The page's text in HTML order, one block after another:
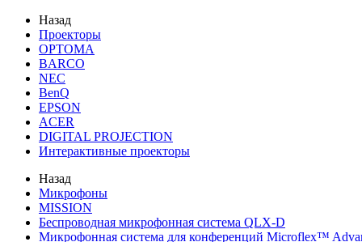
Назад
Проекторы
OPTOMA
BARCO
NEC
BenQ
EPSON
ACER
DIGITAL PROJECTION
Интерактивные проекторы
Назад
Микрофоны
MISSION
Беспроводная микрофонная система QLX-D
Микрофонная система для конференций Microflex™